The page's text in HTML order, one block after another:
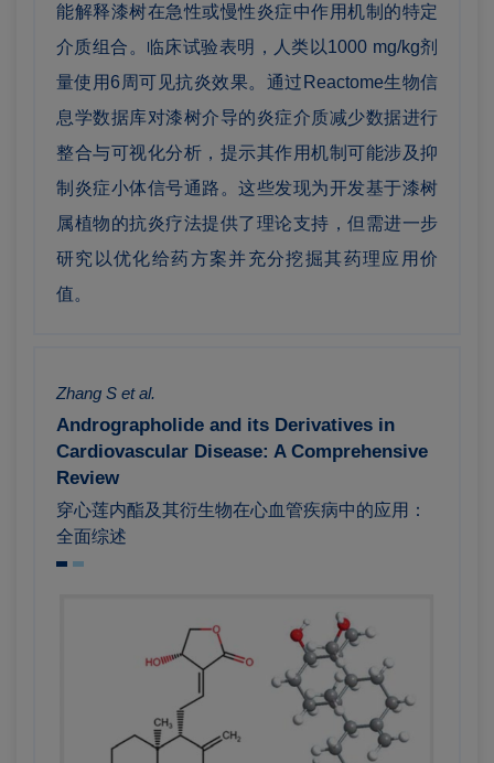
能解释漆树在急性或慢性炎症中作用机制的特定
介质组合。临床试验表明，人类以1000 mg/kg剂
量使用6周可见抗炎效果。通过Reactome生物信
息学数据库对漆树介导的炎症介质减少数据进行
整合与可视化分析，提示其作用机制可能涉及抑
制炎症小体信号通路。这些发现为开发基于漆树
属植物的抗炎疗法提供了理论支持，但需进一步
研究以优化给药方案并充分挖掘其药理应用价
值。
Zhang S et al.
Andrographolide and its Derivatives in
Cardiovascular Disease: A Comprehensive
Review
穿心莲内酯及其衍生物在心血管疾病中的应用：
全面综述